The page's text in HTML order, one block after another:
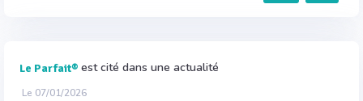
Le Parfait® est cité dans une actualité
Le 07/01/2026